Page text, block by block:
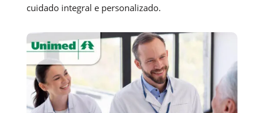
cuidado integral e personalizado.